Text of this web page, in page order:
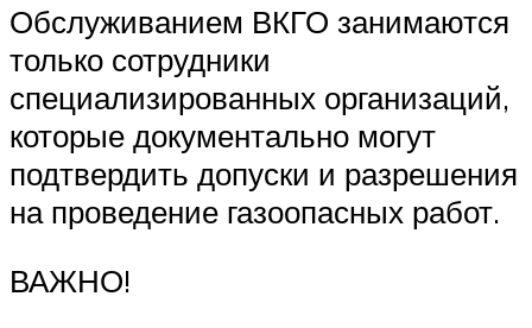
Обслуживанием ВКГО занимаются
только сотрудники
специализированных организаций,
которые документально могут
подтвердить допуски и разрешения
на проведение газоопасных работ.
ВАЖНО!